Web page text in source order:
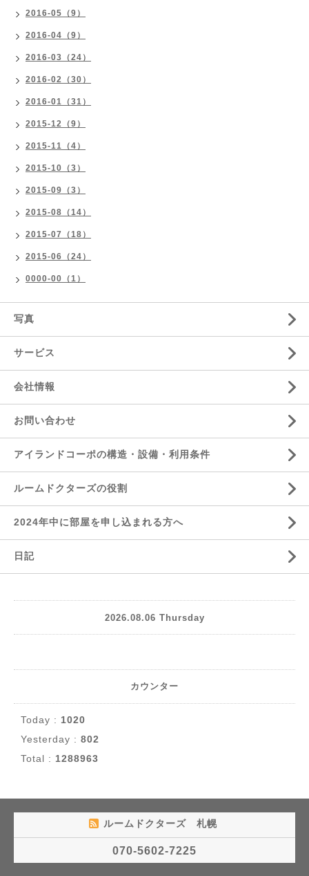
2016-05（9）
2016-04（9）
2016-03（24）
2016-02（30）
2016-01（31）
2015-12（9）
2015-11（4）
2015-10（3）
2015-09（3）
2015-08（14）
2015-07（18）
2015-06（24）
0000-00（1）
写真
サービス
会社情報
お問い合わせ
アイランドコーポの構造・設備・利用条件
ルームドクターズの役割
2024年中に部屋を申し込まれる方へ
日記
2026.08.06 Thursday
カウンター
Today : 1020
Yesterday : 802
Total : 1288963
ルームドクターズ 札幌
070-5602-7225